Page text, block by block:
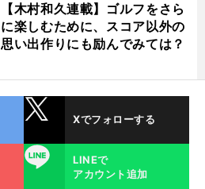
【木村和久連載】ゴルフをさら
に楽しむために、スコア以外の
思い出作りにも励んでみては？
Xでフォローする
LINE
LINEで
アカウント追加